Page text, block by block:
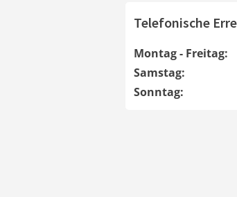
Telefonische
Montag - Freitag:
Samstag:
Sonntag: